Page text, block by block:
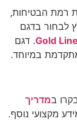
רמת הבטיחות,
לבחור בדגם
. דגם
במיוחד.
במדריך
מקצועי נוסף.